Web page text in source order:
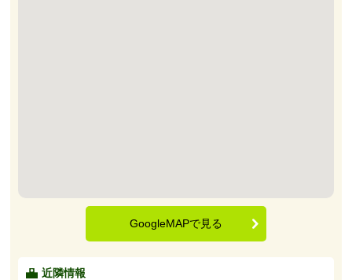
GoogleMAPで見る
近隣情報